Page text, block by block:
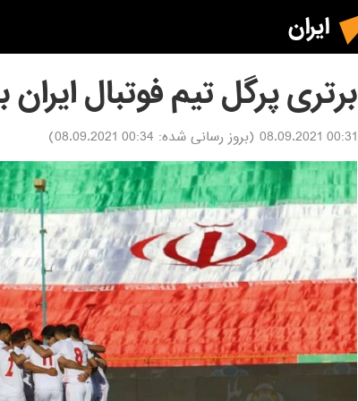
ایران
برتری پرگل تیم فوتبال ایران
00:31 08.09.2021 (بروز رسانی شده: 00:34 08.09.2021
)